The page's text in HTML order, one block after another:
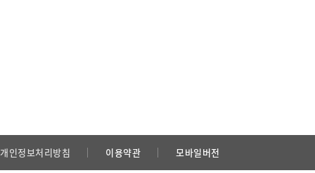
개인정보처리방침 이용약관 모바일버전